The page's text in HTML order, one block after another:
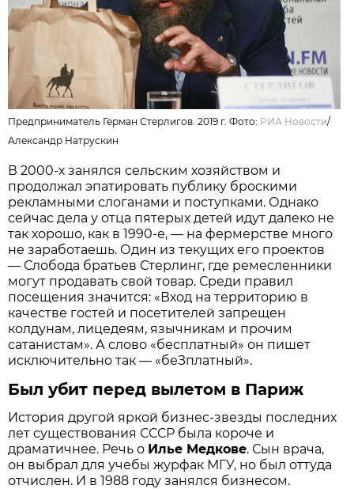
Предприниматель Герман Стерлигов. 2019 г. Фото: РИА Новости/
Александр Натрускин
В 2000-х занялся сельским хозяйством и
продолжал эпатировать публику броскими
рекламными слоганами и поступками. Однако
сейчас дела у отца пятерых детей идут далеко не
так хорошо, как в 1990-е, — на фермерстве много
не заработаешь. Один из текущих его проектов
— Слобода братьев Стерлинг, где ремесленники
могут продавать свой товар. Среди правил
посещения значится: «Вход на территорию в
качестве гостей и посетителей запрещен
колдунам, лицедеям, язычникам и прочим
сатанистам». А слово «бесплатный» он пишет
исключительно так — «беЗплатный».
Был убит перед вылетом в Париж
История другой яркой бизнес-звезды последних
лет существования СССР была короче и
драматичнее. Речь о Илье Медкове. Сын врача,
он выбрал для учебы журфак МГУ, но был оттуда
отчислен. И в 1988 году занялся бизнесом.